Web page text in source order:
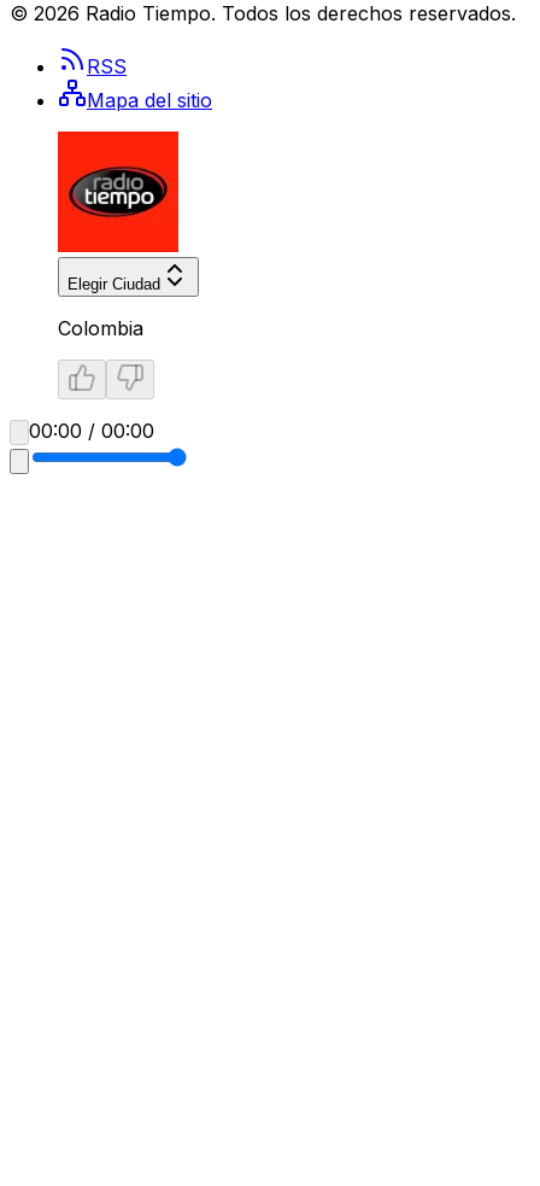
© 2026 Radio Tiempo. Todos los derechos reservados.
RSS
Mapa del sitio
Elegir Ciudad
Colombia
00:00 / 00:00